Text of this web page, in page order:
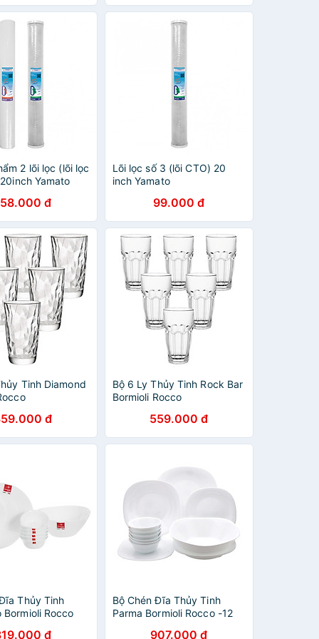
2 lõi lọc (lõi lọc
Yamato
đ
Lõi lọc số 3 (lõi CTO) 20
inch Yamato
99.000 đ
Tinh Diamond
đ
Bộ 6 Ly Thủy Tinh Rock Bar
Bormioli Rocco
559.000 đ
Thủy Tinh
Bormioli Rocco
đ
Bộ Chén Đĩa Thủy Tinh
Parma Bormioli Rocco -12
907.000 đ